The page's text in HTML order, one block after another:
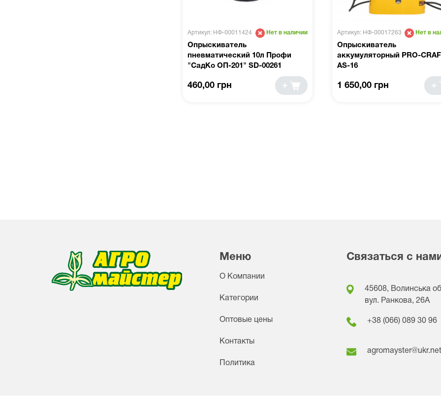
Артикул: НФ-00011424 Нет в наличии
Опрыскиватель
пневматический 10л Профи
"СадКо ОП-201" SD-00261
460,00 грн
Артикул: НФ-00017263 Нет в
Опрыскиватель
аккумуляторный PRO-
AS-16
1 650,00 грн
Меню
О Компании
Категории
Оптовые цены
Контакты
Политика
Связаться с
45608, Волинська
вул. Ранкова, 26A
+38 (066) 089 30 96
agromayster@ukr.net